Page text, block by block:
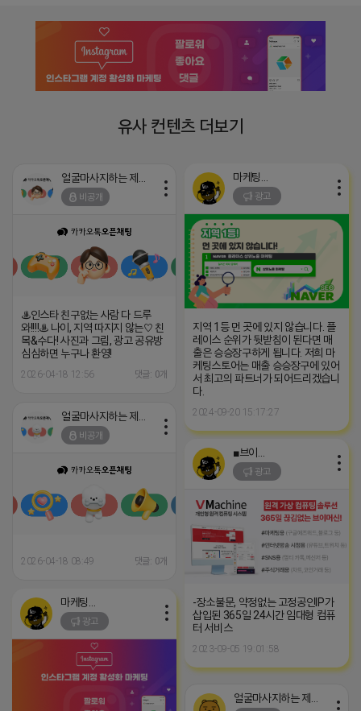
유사 컨텐츠 더보기
비공개
♨️인스타 친구없는 사람 다 드루
와!!!!♨️ 나이, 지역 따지지 않는♡ 친
목&수다! 사진과 그림, 광고 공유방
심심하면 누구나 환영!
2026-04-18 12:56 댓글: 0개
광고
지역 1등 먼 곳에 있지 않습니다. 플
레이스 순위가 뒷받침이 된다면 매
출은 승승장구하게 됩니다. 저희 마
케팅스토어는 매출 승승장구에 있어
서 최고의 파트너가 되어드리겠습니
다.
2024-09-20 15:17:27
비공개
2026-04-18 08:49 댓글: 0개
광고
-장소불문, 약정없는 고정공인IP가
삽입된 365일 24시간 임대형 컴퓨
터 서비스
2023-09-05 19:01:58
광고